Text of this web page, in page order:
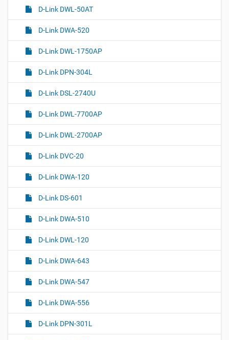
D-Link DWL-50AT
D-Link DWA-520
D-Link DWL-1750AP
D-Link DPN-304L
D-Link DSL-2740U
D-Link DWL-7700AP
D-Link DWL-2700AP
D-Link DVC-20
D-Link DWA-120
D-Link DS-601
D-Link DWA-510
D-Link DWL-120
D-Link DWA-643
D-Link DWA-547
D-Link DWA-556
D-Link DPN-301L